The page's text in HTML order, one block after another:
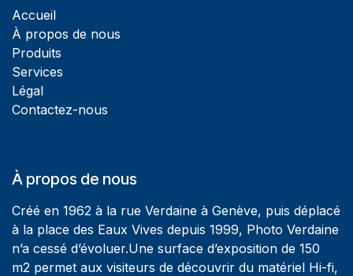
Accueil
À propos de nous
Produits
Services
Légal
Contactez-nous
À propos de nous
Créé en 1962 à la rue Verdaine à Genève, puis déplacé
à la place des Eaux Vives depuis 1999, Photo Verdaine
n’a cessé d’évoluer.Une surface d’exposition de 150
m2 permet aux visiteurs de découvrir du matériel Hi-fi,